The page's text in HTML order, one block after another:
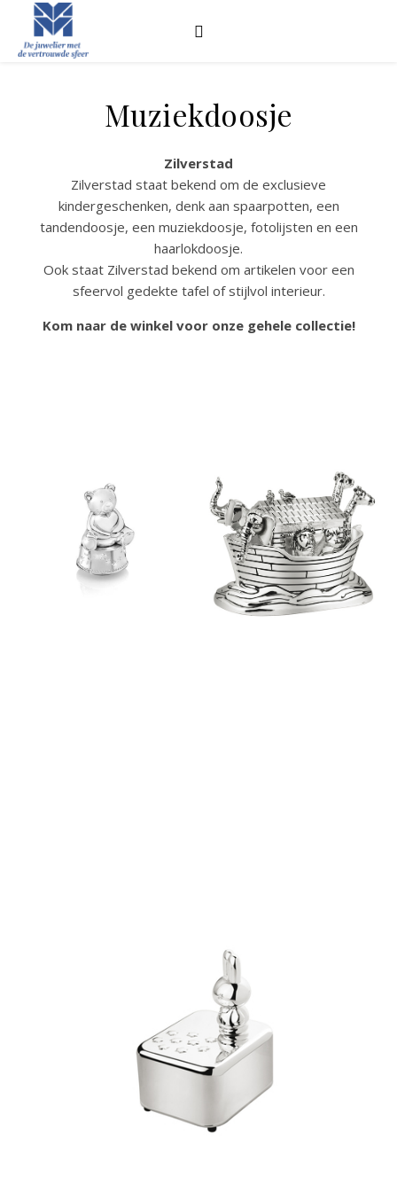
Muziekdoosje
Zilverstad
Zilverstad staat bekend om de exclusieve
kindergeschenken, denk aan spaarpotten, een
tandendoosje, een muziekdoosje, fotolijsten en een
haarlokdoosje.
Ook staat Zilverstad bekend om artikelen voor een
sfeervol gedekte tafel of stijlvol interieur.
Kom naar de winkel voor onze gehele collectie!